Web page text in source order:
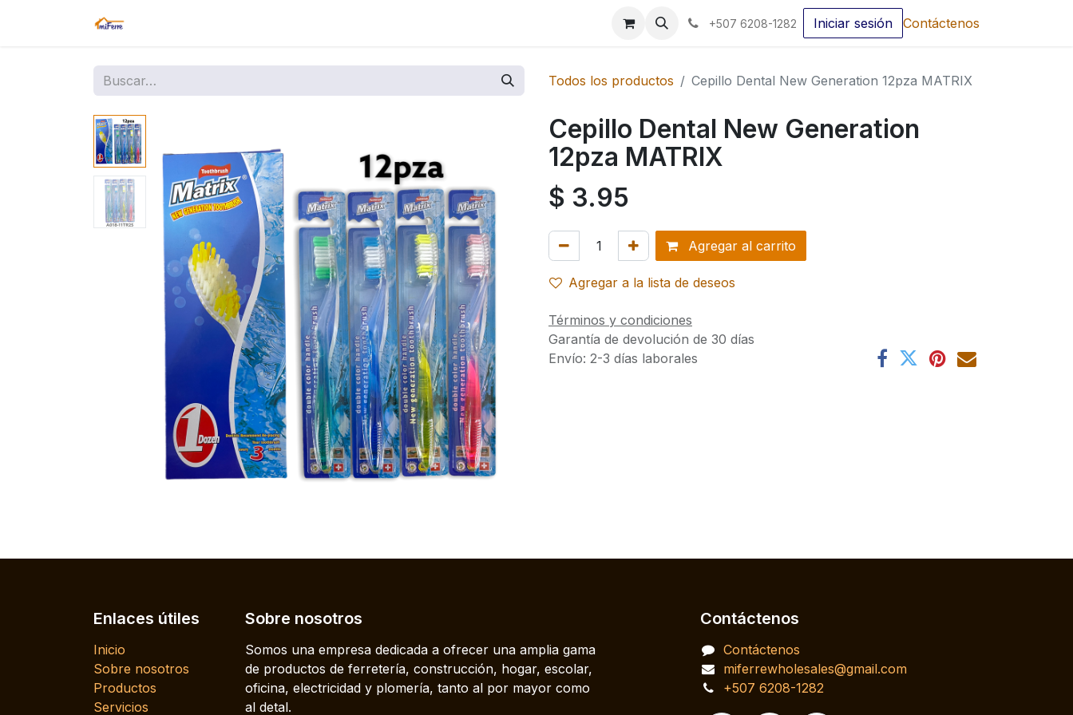
+507 6208-1282 Iniciar sesión Contáctenos
Todos los productos Cepillo Dental New Generation 12pza MATRIX
Cepillo Dental New Generation
12pza MATRIX
$ 3.95
Agregar al carrito
Agregar a la lista de deseos
Términos y condiciones
Garantía de devolución de 30 días
Envío: 2-3 días laborales
Enlaces útiles
Inicio
Sobre nosotros
Productos
Servicios
Sobre nosotros
Somos una empresa dedicada a ofrecer una amplia gama
de productos de ferretería, construcción, hogar, escolar,
oficina, electricidad y plomería, tanto al por mayor como
al detal.
Contáctenos
Contáctenos
miferrewholesales@gmail.com
+507 6208-1282